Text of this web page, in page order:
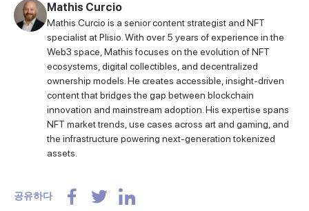
Mathis Curcio
Mathis Curcio is a senior content strategist and NFT
specialist at Plisio. With over 5 years of experience in the
Web3 space, Mathis focuses on the evolution of NFT
ecosystems, digital collectibles, and decentralized
ownership models. He creates accessible, insight-driven
content that bridges the gap between blockchain
innovation and mainstream adoption. His expertise spans
NFT market trends, use cases across art and gaming, and
the infrastructure powering next-generation tokenized
assets.
공유하다